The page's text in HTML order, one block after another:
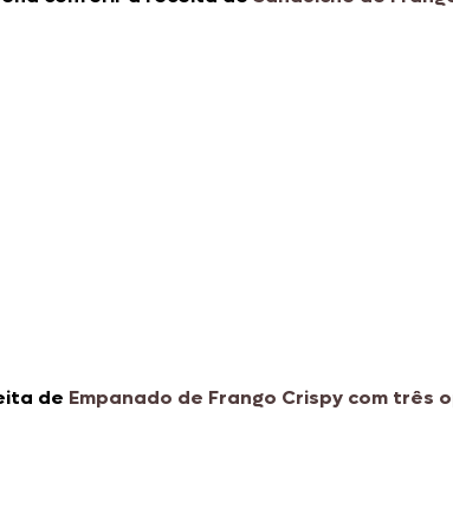
de Empanado de Frango Crispy com três